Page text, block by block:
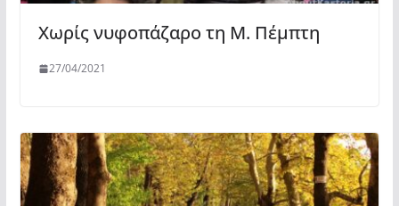
Χωρίς νυφοπάζαρο τη Μ. Πέμπτη
27/04/2021